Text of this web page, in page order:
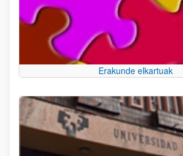
Erakunde elkartuak